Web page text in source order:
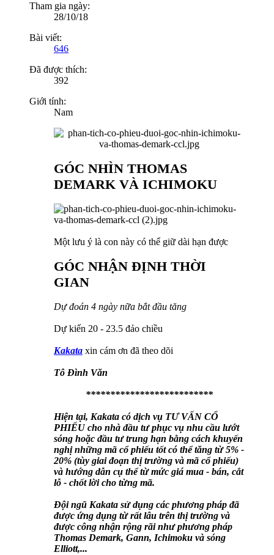
Tham gia ngày:
28/10/18
Bài viết:
646
Đã được thích:
392
Giới tính:
Nam
GÓC NHÌN THOMAS
DEMARK VÀ ICHIMOKU
Một lưu ý là con này có thể giữ dài hạn được
GÓC NHẬN ĐỊNH THỜI
GIAN
Dự đoán 4 ngày nữa bắt đầu tăng
Dự kiến 20 - 23.5 đảo chiều
Kakata xin cám ơn đã theo dõi
Tô Đình Văn
**************************
Hiện tại, Kakata có dịch vụ TƯ VẤN CỔ
PHIẾU cho nhà đầu tư phục vụ nhu cầu lướt
sóng hoặc đầu tư trung hạn bằng cách khuyến
nghị những mã cổ phiếu tốt có thể tăng từ 5% -
20% (tùy giai đoạn thị trường và mã cổ phiếu)
và hướng dẫn cụ thể từ mức giá mua - bán, cắt
lỗ - chốt lời cho từng mã.
Đội ngũ Kakata sử dụng các phương pháp đã
được ứng dụng từ rất lâu trên thị trường và
được công nhận rộng rãi như phương pháp
Thomas Demark, Gann, Ichimoku và sóng
Elliott,...